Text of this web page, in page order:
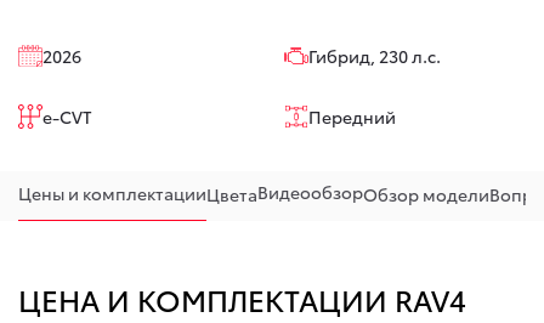
2026 Гибрид, 230 л.с.
e-CVT Передний
Цены и комплектацииЦветаВидеообзорОбзор модели
ЦЕНА И КОМПЛЕКТАЦИИ RAV4